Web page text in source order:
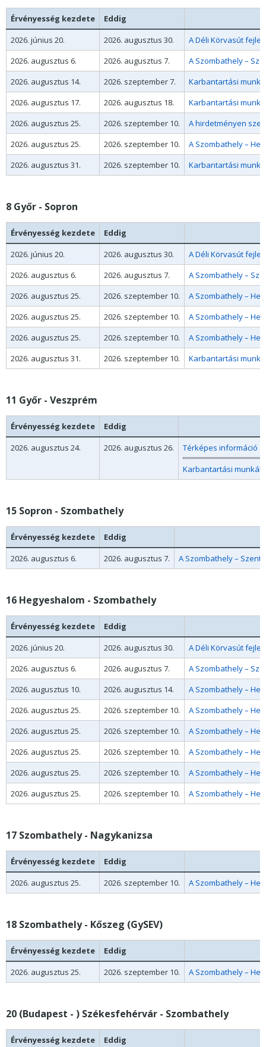
Érvényesség kezdete
Eddig
2026. június 20.
2026. augusztus 30.
A Déli Körvasút
2026. augusztus 6.
2026. augusztus 7.
A Szombathely –
2026. augusztus 14.
2026. szeptember 7.
Karbantartási
2026. augusztus 17.
2026. augusztus 18.
Karbantartási
2026. augusztus 25.
2026. szeptember 10.
A hirdetményen
2026. augusztus 25.
2026. szeptember 10.
A Szombathely –
2026. augusztus 31.
2026. szeptember 10. Karbantartási
8 Győr - Sopron
Érvényesség kezdete
Eddig
2026. június 20.
2026. augusztus 30.
A Déli Körvasút
2026. augusztus 6.
2026. augusztus 7.
A Szombathely –
2026. augusztus 25.
2026. szeptember 10.
A Szombathely –
2026. augusztus 25.
2026. szeptember 10.
A Szombathely –
2026. augusztus 25.
2026. szeptember 10.
A Szombathely –
2026. augusztus 31.
2026. szeptember 10. Karbantartási
11 Győr - Veszprém
Érvényesség kezdete
Eddig
2026. augusztus 24.
2026. augusztus 26.
Térképes információ
Karbantartási munkák
15 Sopron - Szombathely
Érvényesség kezdete
Eddig
2026. augusztus 6.
2026. augusztus 7.
16 Hegyeshalom - Szombathely
Érvényesség kezdete
Eddig
2026. június 20.
2026. augusztus 30.
A Déli Körvasút
2026. augusztus 6.
2026. augusztus 7.
2026. augusztus 10.
2026. augusztus 14.
A Szombathely –
2026. augusztus 25.
2026. szeptember 10.
A Szombathely –
2026. augusztus 25.
2026. szeptember 10.
A Szombathely –
2026. augusztus 25.
2026. szeptember 10.
A Szombathely –
2026. augusztus 25.
2026. szeptember 10.
A Szombathely –
2026. augusztus 25.
2026. szeptember 10. A Szombathely –
17 Szombathely - Nagykanizsa
Érvényesség kezdete
Eddig
2026. augusztus 25.
2026. szeptember 10. A Szombathely –
18 Szombathely - Kőszeg (GySEV)
Érvényesség kezdete
Eddig
2026. augusztus 25.
2026. szeptember 10. A Szombathely –
20 (Budapest - ) Székesfehérvár - Szombathely
Érvényesség kezdete Eddig